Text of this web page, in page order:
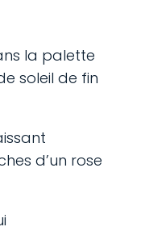
la palette
soleil de fin
d’un rose